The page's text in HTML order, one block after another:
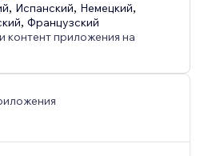
, Испанский, Немецкий,
,Французский
контент приложения на